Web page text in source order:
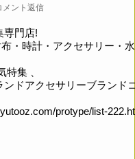
ント返信
専門店!
・時計・アクセサリー・
集 、
ドアクセサリーブランド
protype/list-